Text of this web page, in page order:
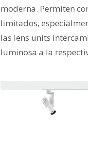
moderna. Permiten
limitados,
las lens units
luminosa a la